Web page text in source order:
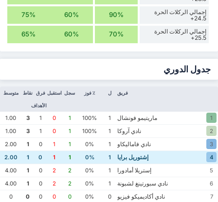
إجمالي الركلات الحرة
24.5+
90%
60%
75%
إجمالي الركلات الحرة
25.5+
70%
60%
65%
جدول الدوري
فريق ل ٪ فوز سجل استقبل فرق
الأهداف
نقاط متوسط
1 ماريتيمو فونشال 1
100%
1
0
1
3
1.00
2
نادي آروكا 1
100%
1
0
1
3
1.00
3
نادي فاماليكاو 1
0%
1
1
0
1
2.00
4
إشتوريل برايا 1
0%
1
1
0
1
2.00
5
إستريلا أمادورا 1
0%
2
2
0
1
4.00
6
نادي سبورتينغ لشبونة 1
0%
2
2
0
1
4.00
7
نادي أكاديميكو فيزيو 0
0%
0
0
0
0
0